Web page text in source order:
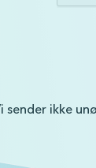
sender ikke